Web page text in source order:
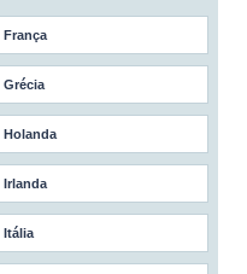
França
Grécia
Holanda
Irlanda
Itália